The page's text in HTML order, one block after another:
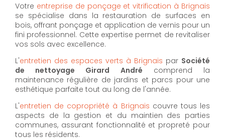
Votre entreprise de ponçage et vitrification à Brignais
se spécialise dans la restauration de surfaces en
bois, offrant ponçage et application de vernis pour un
fini professionnel. Cette expertise permet de revitaliser
vos sols avec excellence.
L'entretien des espaces verts à Brignais par Société
de nettoyage Girard André comprend la
maintenance régulière de jardins et parcs pour une
esthétique parfaite tout au long de l'année.
L'entretien de copropriété à Brignais couvre tous les
aspects de la gestion et du maintien des parties
communes, assurant fonctionnalité et propreté pour
tous les résidents.